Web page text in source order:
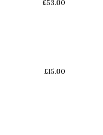
£53.00
£15.00